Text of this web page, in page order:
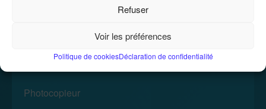
Refuser
Voir les préférences
Politique de cookiesDéclaration de confidentialité
Photocopieur